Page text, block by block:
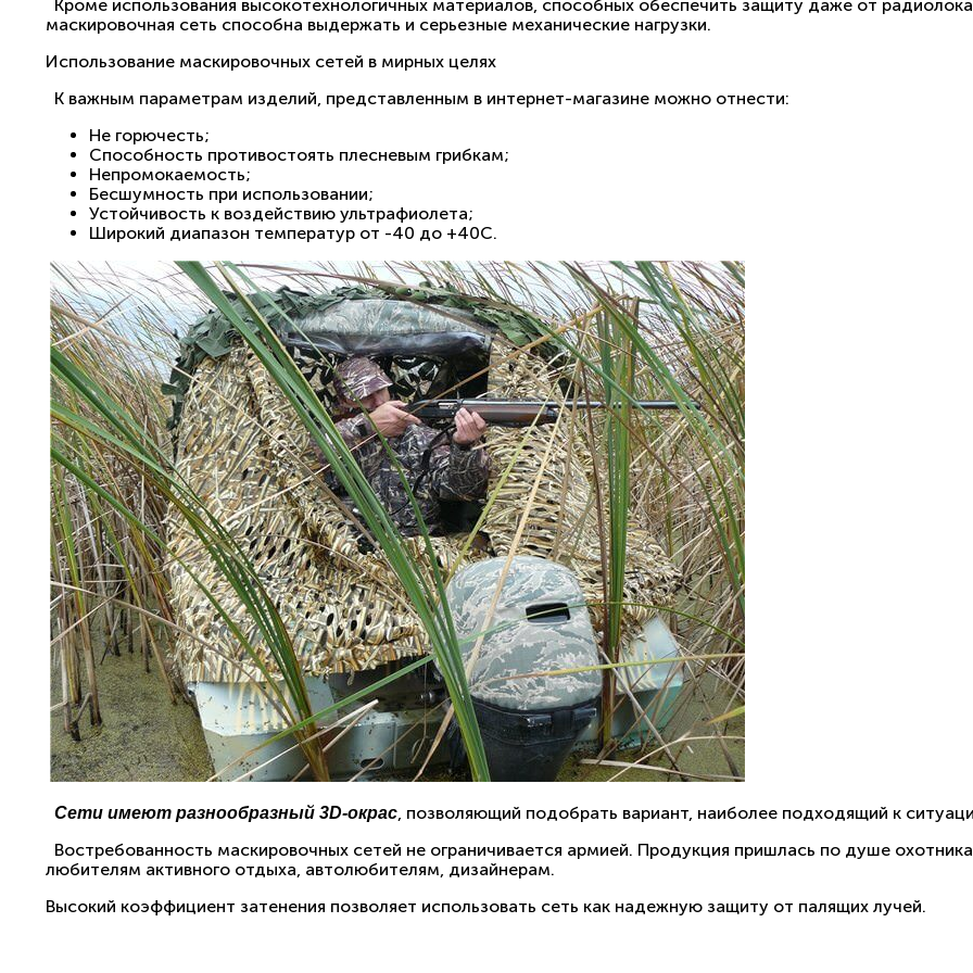
Кроме использования высокотехнологичных материалов, способных обеспечить защиту даже от
маскировочная сеть способна выдержать и серьезные механические нагрузки.
Использование маскировочных сетей в мирных целях
К важным параметрам изделий, представленным в интернет-магазине можно отнести:
Не горючесть;
Способность противостоять плесневым грибкам;
Непромокаемость;
Бесшумность при использовании;
Устойчивость к воздействию ультрафиолета;
Широкий диапазон температур от -40 до +40С.
Сети имеют разнообразный 3D-окрас , позволяющий подобрать вариант, наиболее подходящий к
Востребованность маскировочных сетей не ограничивается армией. Продукция пришлась по душе
любителям активного отдыха, автолюбителям, дизайнерам.
Высокий коэффициент затенения позволяет использовать сеть как надежную защиту от палящих лучей.